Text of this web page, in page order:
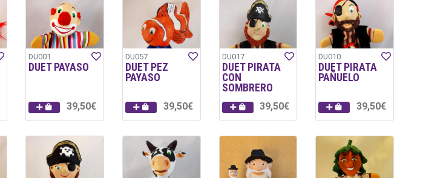
DU001
DUET PAYASO
39,50€
DU057
DUET PEZ
PAYASO
39,50€
DU017
DUET PIRATA
CON
SOMBRERO
39,50€
DU010
DUET PIRATA
PAÑUELO
39,50€